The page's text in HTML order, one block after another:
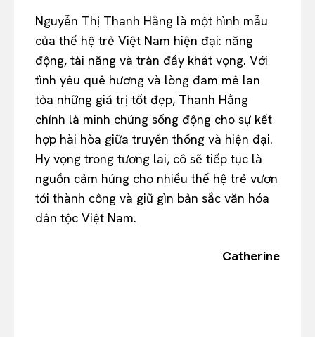
Nguyễn Thị Thanh Hằng là một hình mẫu
của thế hệ trẻ Việt Nam hiện đại: năng
động, tài năng và tràn đầy khát vọng. Với
tình yêu quê hương và lòng đam mê lan
tỏa những giá trị tốt đẹp, Thanh Hằng
chính là minh chứng sống động cho sự kết
hợp hài hòa giữa truyền thống và hiện đại.
Hy vọng trong tương lai, cô sẽ tiếp tục là
nguồn cảm hứng cho nhiều thế hệ trẻ vươn
tới thành công và giữ gìn bản sắc văn hóa
dân tộc Việt Nam.
Catherine